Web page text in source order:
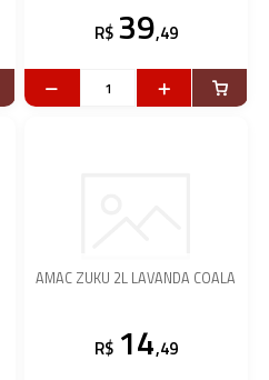
R$ 39,49
AMAC ZUKU 2L LAVANDA COALA
R$ 14,49